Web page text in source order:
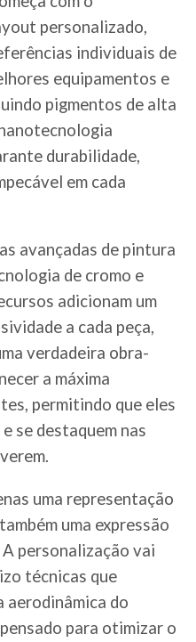
personalizado,
individuais de
equipamentos e
pigmentos de alta
durabilidade,
em cada
avançadas de pintura
de cromo e
adicionam um
a cada peça,
verdadeira obra-
a máxima
permitindo que eles
se destaquem nas
uma representação
uma expressão
personalização vai
técnicas que
aerodinâmica do
para otimizar o